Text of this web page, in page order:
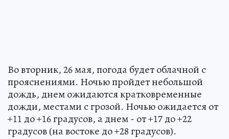
Во вторник, 26 мая, погода будет облачной с
прояснениями. Ночью пройдет небольшой
дождь, днем ожидаются кратковременные
дожди, местами с грозой. Ночью ожидается от
+11 до +16 градусов, а днем - от +17 до +22
градусов (на востоке до +28 градусов).